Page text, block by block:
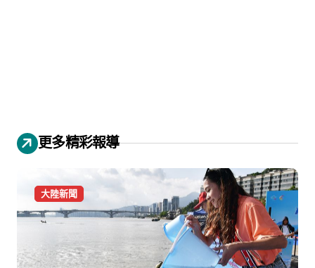
更多精彩報導
大陸新聞